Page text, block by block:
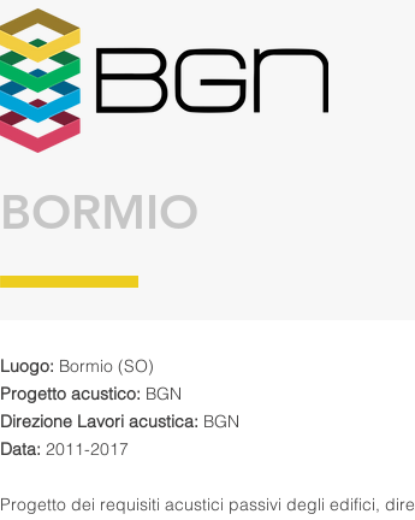
BORMIO
Luogo: Bormio (SO)
Progetto acustico: BGN
Direzione Lavori acustica: BGN
Data: 2011-2017
Progetto dei requisiti acustici passivi degli edifici,